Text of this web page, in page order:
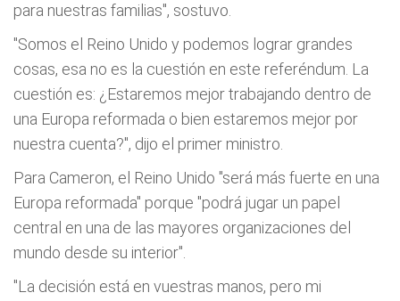
para nuestras familias", sostuvo.
"Somos el Reino Unido y podemos lograr grandes
cosas, esa no es la cuestión en este referéndum. La
cuestión es: ¿Estaremos mejor trabajando dentro de
una Europa reformada o bien estaremos mejor por
nuestra cuenta?", dijo el primer ministro.
Para Cameron, el Reino Unido "será más fuerte en una
Europa reformada" porque "podrá jugar un papel
central en una de las mayores organizaciones del
mundo desde su interior".
"La decisión está en vuestras manos, pero mi